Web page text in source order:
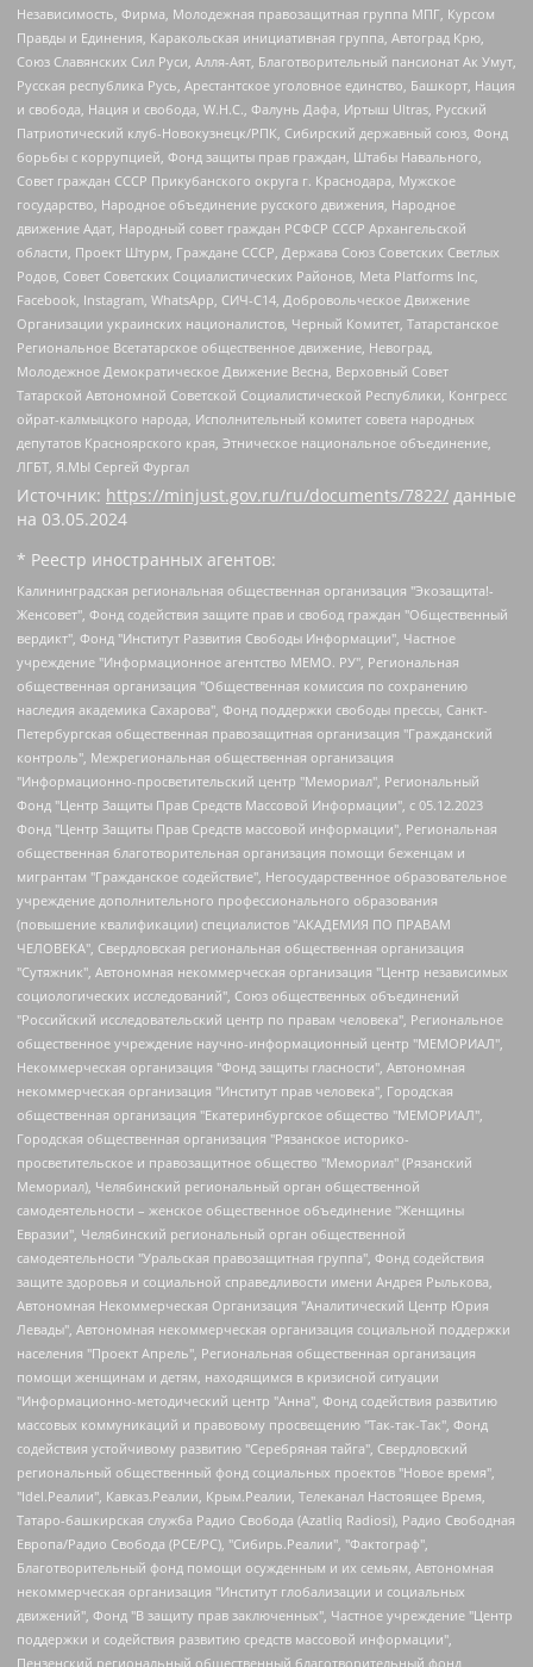
Независимость, Фирма, Молодежная правозащитная группа МПГ, Курсом
Правды и Единения, Каракольская инициативная группа, Автоград Крю,
Союз Славянских Сил Руси, Алля-Аят, Благотворительный пансионат Ак Умут,
Русская республика Русь, Арестантское уголовное единство, Башкорт, Нация
и свобода, Нация и свобода, W.H.С., Фалунь Дафа, Иртыш Ultras, Русский
Патриотический клуб-Новокузнецк/РПК, Сибирский державный союз, Фонд
борьбы с коррупцией, Фонд защиты прав граждан, Штабы Навального,
Совет граждан СССР Прикубанского округа г. Краснодара, Мужское
государство, Народное объединение русского движения, Народное
движение Адат, Народный совет граждан РСФСР СССР Архангельской
области, Проект Штурм, Граждане СССР, Держава Союз Советских Светлых
Родов, Совет Советских Социалистических Районов, Meta Platforms Inc,
Facebook, Instagram, WhatsApp, СИЧ-С14, Добровольческое Движение
Организации украинских националистов, Черный Комитет, Татарстанское
Региональное Всетатарское общественное движение, Невоград,
Молодежное Демократическое Движение Весна, Верховный Совет
Татарской Автономной Советской Социалистической Республики, Конгресс
ойрат-калмыцкого народа, Исполнительный комитет совета народных
депутатов Красноярского края, Этническое национальное объединение,
ЛГБТ, Я.МЫ Сергей Фургал
Источник: https://minjust.gov.ru/ru/documents/7822/ данные
на 03.05.2024
* Реестр иностранных агентов:
Калининградская региональная общественная организация "Экозащита!-Женсовет", Фонд содействия защите прав и свобод граждан "Общественный вердикт", Фонд "Институт Развития Свободы Информации", Частное учреждение "Информационное агентство МЕМО. РУ", Региональная общественная организация "Общественная комиссия по сохранению наследия академика Сахарова", Фонд поддержки свободы прессы, Санкт-Петербургская общественная правозащитная организация "Гражданский контроль", Межрегиональная общественная организация "Информационно-просветительский центр "Мемориал", Региональный Фонд "Центр Защиты Прав Средств Массовой Информации", с 05.12.2023 Фонд "Центр Защиты Прав Средств массовой информации", Региональная общественная благотворительная организация помощи беженцам и мигрантам "Гражданское содействие", Негосударственное образовательное учреждение дополнительного профессионального образования (повышение квалификации) специалистов "АКАДЕМИЯ ПО ПРАВАМ ЧЕЛОВЕКА", Свердловская региональная общественная организация "Сутяжник", Автономная некоммерческая организация "Центр независимых социологических исследований", Союз общественных объединений "Российский исследовательский центр по правам человека", Региональное общественное учреждение научно-информационный центр "МЕМОРИАЛ", Некоммерческая организация "Фонд защиты гласности", Автономная некоммерческая организация "Институт прав человека", Городская общественная организация "Екатеринбургское общество "МЕМОРИАЛ", Городская общественная организация "Рязанское историко-просветительское и правозащитное общество "Мемориал" (Рязанский Мемориал), Челябинский региональный орган общественной самодеятельности – женское общественное объединение "Женщины Евразии", Челябинский региональный орган общественной самодеятельности "Уральская правозащитная группа", Фонд содействия защите здоровья и социальной справедливости имени Андрея Рылькова, Автономная Некоммерческая Организация "Аналитический Центр Юрия Левады", Автономная некоммерческая организация социальной поддержки населения "Проект Апрель", Региональная общественная организация помощи женщинам и детям, находящимся в кризисной ситуации "Информационно-методический центр "Анна", Фонд содействия развитию массовых коммуникаций и правовому просвещению "Так-так-Так", Фонд содействия устойчивому развитию "Серебряная тайга", Свердловский региональный общественный фонд социальных проектов "Новое время", "Idel.Реалии", Кавказ.Реалии, Крым.Реалии, Телеканал Настоящее Время, Татаро-башкирская служба Радио Свобода (Azatliq Radiosi), Радио Свободная Европа/Радио Свобода (PCE/PC), "Сибирь.Реалии", "Фактограф", Благотворительный фонд помощи осужденным и их семьям, Автономная некоммерческая организация "Институт глобализации и социальных движений", Фонд "В защиту прав заключенных", Частное учреждение "Центр поддержки и содействия развитию средств массовой информации", Пензенский региональный общественный благотворительный фонд "Гражданский союз", "Север.Реалии", Некоммерческая организация Фонд "Правовая инициатива", Общество с ограниченной ответственностью "Радио Свободная Европа/Радио Свобода", Чешское информационное агентство "MEDIUM-ORIENT", Красноярская региональная общественная организация "Мы против СПИДа", Камалягин Денис Николаевич, Маркелов Сергей Евгеньевич, Пономарев Лев Александрович, Савицкая Людмила Алексеевна, Автономная некоммерческая организация "Центр по работе с проблемой насилия "НАСИЛИЮ.НЕТ", Межрегиональный профессиональный союз работников здравоохранения "Альянс врачей", Юридическое лицо, зарегистрированное в Латвийской Республике, SIA "Medusa Project" (регистрационный номер 40103797863, дата регистрации 10.06.2014), Некоммерческая организация "Фонд по борьбе с коррупцией", Автономная некоммерческая организация "Институт права и публичной политики", Баданин Роман Сергеевич, Гликин Максим Александрович, Железнова Мария Михайловна, Лукьянова Юлия Сергеевна, Маетная Елизавета Витальевна, Маняхин Петр Борисович, Чуракова Ольга Владимировна, Ярош Юлия Петровна, Юридическое лицо "The Insider SIA", зарегистрированное в Риге, Латвийская Республика (дата регистрации 26.06.2015), являющееся администратором доменного имени интернет-издания "The Insider SIA", https://theins.ru, Постернак Алексей Евгеньевич, Рубин Михаил Аркадьевич, Анин Роман Александрович, Юридическое лицо Istories fonds, зарегистрированное в Латвийской Республике (регистрационный номер 50008295751, дата регистрации 24.02.2020), Великовский Дмитрий Александрович, Долинина Ирина Николаевна, Мароховская Алеся Алексеевна, Шлейнов Роман Юрьевич, Шмагун Олеся Валентиновна, Общество с ограниченной ответственностью "Альтаир 2021", Общество с ограниченной ответственностью "Вега 2021", Общество с ограниченной ответственностью "Главный редактор 2021", Общество с ограниченной ответственностью "Ромашки монолит", Важенков Артем Валерьевич, Ивановская областная общественная организация "Центр гендерных исследований", Гурман Юрий Альбертович, Медиапроект "ОВД-Инфо", Егоров Владимир Владимирович, Жилинский Владимир Александрович, Общество с ограниченной ответственностью "ЗП", Иванова София Юрьевна, Карезина Инна Павловна, Кильтау Екатерина Викторовна, Петров Алексей Викторович, Пискунов Сергей Евгеньевич, Смирнов Сергей Сергеевич, Тихонов Михаил Сергеевич, Общество с ограниченной ответственностью "ЖУРНАЛИСТ-ИНОСТРАННЫЙ АГЕНТ", Арапова Галина Юрьевна, Вольтская Татьяна Анатольевна, Американская компания "Mason G.E.S. Anonymous Foundation" (США), являющаяся владельцем интернет-издания https://mnews.world/, Компания "Stichting Bellingcat", зарегистрированная в Нидерландах (дата регистрации 11.07.2018), Захаров Андрей Вячеславович, Клепиковская Екатерина Дмитриевна, Общество с ограниченной ответственностью "МЕМО", Перл Роман Александрович, Симонов Евгений Алексеевич, Соловьева Елена Анатольевна, Сотников Даниил Владимирович, Сурначева Елизавета Дмитриевна, Автономная некоммерческая организация по защите прав человека и информированию населения "Якутия – Наше Мнение", Общество с ограниченной ответственностью "Москоу диджитал медиа", с 26.01.2023 Общество с ограниченной ответственностью "Чайка Белые сады", Ветошкина Валерия Валерьевна, Заговора Максим Александрович, Межрегиональное общественное движение "Российская ЛГБТ - сеть", Оленичев Максим Владимирович, Павлов Иван Юрьевич, Скворцова Елена Сергеевна, Общество с ограниченной ответственностью "Как бы инагент", Кочетков Игорь Викторович, Общество с ограниченной ответственностью "Честные выборы", Еланчик Олег Александрович, Общество с ограниченной ответственностью "Нобелевский призыв", Гималова Регина Эмилевна, Григорьев Андрей Валерьевич, Григорьева Алина Александровна, Ассоциация по содействию защите прав призывников, альтернативнослужащих и военнослужащих "Правозащитная группа "Гражданин.Армия.Право", Хисамова Регина Фаритовна, Автономная некоммерческая организация по реализации социально-правовых программ "Лилит", Дальневосточное общественное движение "Маяк", Санкт-Петербургская ЛГБТ-инициативная группа "Выход", Инициативная группа ЛГБТ+ "Реверс", Алексеев Андрей Викторович, Бекбулатова Таисия Львовна, Беляев Иван Михайлович, Владыкина Елена Сергеевна, Гельман Марат Александрович, Никульшина Вероника Юрьевна, Толоконникова Надежда Андреевна, Шендерович Виктор Анатольевич, Общество с ограниченной ответственностью "Данное сообщение", Общество с ограниченной ответственностью Издательский дом "Новая глава", Айнбиндер Александра Александровна, Московский комьюнити-центр для ЛГБТ+инициатив, Благотворительный фонд развития филантропии, Deutsche Welle (Германия, Kurt-Schumacher-Strasse 3, 53113 Bonn), Борзунова Мария Михайловна, Воробьев Виктор Викторович, Голубева Анна Львовна, Константинова Алла Михайловна, Малкова Ирина Владимировна, Мурадов Мурад Абдулгалимович, Осетинская Елизавета Николаевна, Понасенков Евгений Николаевич, Ганапольский Матвей Юрьевич, Киселев Евгений Алексеевич, Борухович Ирина Григорьевна, Дремин Иван Тимофеевич, Дубровский Дмитрий Викторович, Красноярская региональная общественная организация поддержки и развития альтернативных образовательных технологий и межкультурных коммуникаций "ИНТЕРРА", Маяковская Екатерина Алексеевна, Фейгин Марк Захарович, Филимонов Андрей Викторович, Дзугкоева Регина Николаевна, Доброхотов Роман Александрович, Дудь Юрий Александрович, Елкин Сергей Владимирович, Кругликов Кирилл Игоревич, Сабунаева Мария Леонидовна, Семенов Алексей Владимирович, Шаинян Карен Багратович, Шульман Екатерина Михайловна, Асафьев Артур Валерьевич, Вахштайн Виктор Семенович, Венедиктов Алексей Алексеевич, Лушникова Екатерина Евгеньевна, Волков Леонид Михайлович, Невзоров Александр Глебович, Пархоменко Сергей Борисович, Сироткин Ярослав Николаевич, Кара-Мурза Владимир Владимирович, Баранова Наталья Владимировна, Гозман Леонид Яковлевич, Кагарлицкий Борис Юльевич, Климарев Михаил Валерьевич, Милов Владимир Станиславович, Автономная некоммерческая организация Краснодарский центр современного искусства "Типография", Моргенштерн Алишер Тагирович, Соболь Любовь Эдуардовна, Общество с ограниченной ответственностью "ЛИЗА НОРМ", Каспаров Гарри Кимович, Ходорковский Михаил Борисович, Общество с ограниченной ответственностью "Апрельские тезисы", Данилович Ирина Брониславовна, Кашин Олег Владимирович, Петров Николай Владимирович, Пивоваров Алексей Владимирович, Соколов Михаил Владимирович, Цветкова Юлия Владимировна, Чичваркин Евгений Александрович, Комитет против пыток/Команда против пыток, Общество с ограниченной ответственностью "Первый научный", Общество с ограниченной ответственностью "Вертолет и ко", Белоцерковская Вероника Борисовна, Кац Максим Евгеньевич, Лазарева Татьяна Юрьевна, Шаведдинов Руслан Табризович, Яшин Илья Валерьевич, Общество с ограниченной ответственностью "Иноагент ААВ", Алешковский Дмитрий Петрович, Альбац Евгения Марковна, Быков Дмитрий Львович, Галямина Юлия Евгеньевна, Лойко Сергей Леонидович, Мартынов Кирилл Константинович, Медведев Сергей Александрович, Крашенинников Федор Геннадиевич, Гордеева Катерина Вл